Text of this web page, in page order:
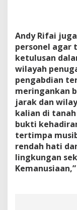
Andy Rifai
personel agar
ketulusan
wilayah
pengabdian
meringankan
jarak dan
kalian di
bukti
tertimpa
rendah hati
lingkungan